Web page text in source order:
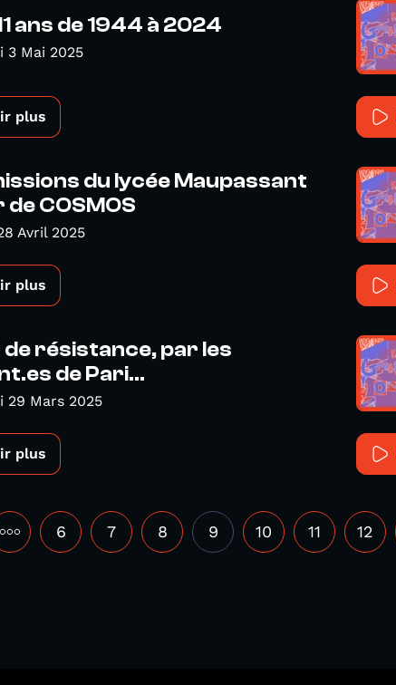
ans de 1944 à 2024
3 Mai 2025
plus
du lycée Maupassant
COSMOS
Avril 2025
plus
de résistance, par les
de Pari...
29 Mars 2025
plus
••• 6 7 8 9 10 11 12